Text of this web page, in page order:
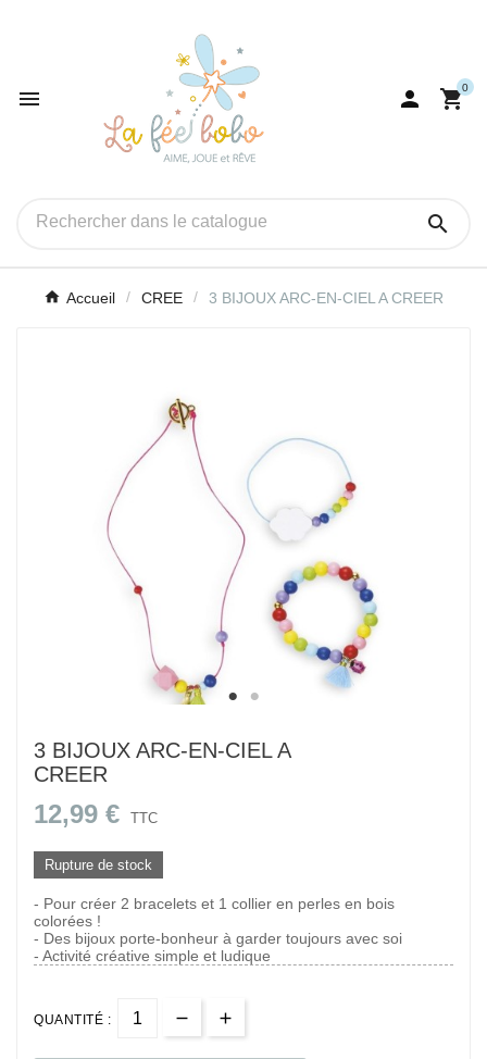
  0

Accueil CREE 3 BIJOUX ARC-EN-CIEL A CREER
3 BIJOUX ARC-EN-CIEL A
CREER
12,99 € TTC
Rupture de stock
- Pour créer 2 bracelets et 1 collier en perles en bois
colorées !
- Des bijoux porte-bonheur à garder toujours avec soi
- Activité créative simple et ludique
QUANTITÉ :